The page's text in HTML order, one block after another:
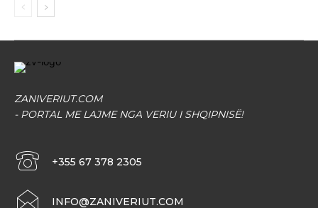
ZANIVERIUT.COM
- PORTAL ME LAJME NGA VERIU I SHQIPNISË!
+355 67 378 2305
INFO@ZANIVERIUT.COM